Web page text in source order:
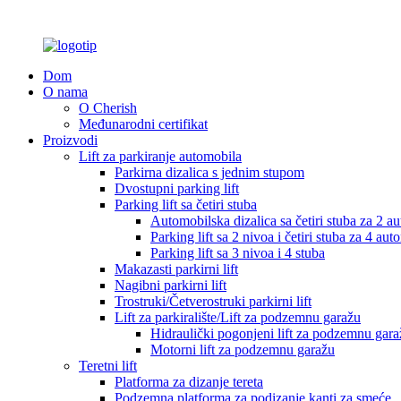
Dom
O nama
O Cherish
Međunarodni certifikat
Proizvodi
Lift za parkiranje automobila
Parkirna dizalica s jednim stupom
Dvostupni parking lift
Parking lift sa četiri stuba
Automobilska dizalica sa četiri stuba za 2
Parking lift sa 2 nivoa i četiri stuba za 4
Parking lift sa 3 nivoa i 4 stuba
Makazasti parkirni lift
Nagibni parkirni lift
Trostruki/Četverostruki parkirni lift
Lift za parkiralište/Lift za podzemnu garažu
Hidraulički pogonjeni lift za podzemnu
Motorni lift za podzemnu garažu
Teretni lift
Platforma za dizanje tereta
Podzemna platforma za podizanje kanti za smeće